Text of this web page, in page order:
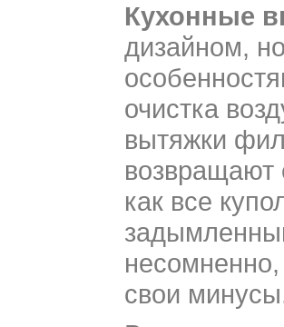
Кухонные
дизайном,
очистка
вытяжки
возвращают
как все
свои